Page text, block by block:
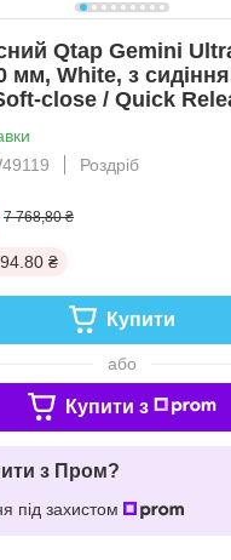
Qtap Gemini
мм, White, з
close / Quick
Роздріб
7 768,80 ₴
₴
Купити
або
Купити з
з Пром?
під захистом